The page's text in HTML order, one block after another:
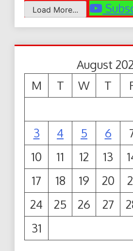
Load More...
August
M
T W T
3
4 5 6
10
11 12 13
17
18 19 20
24
25 26 27
31